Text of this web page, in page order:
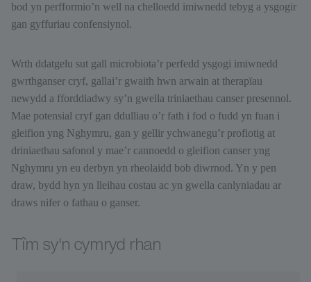
bod yn perfformio’n well na chelloedd imiwnedd tebyg a ysgogir
gan gyffuriau confensiynol.
Wrth ddatgelu sut gall microbiota’r perfedd ysgogi imiwnedd
gwrthganser cryf, gallai’r gwaith hwn arwain at therapïau
newydd a fforddiadwy sy’n gwella triniaethau canser presennol.
Mae potensial cryf gan ddulliau o’r fath i fod o fudd yn fuan i
gleifion yng Nghymru, gan y gellir ychwanegu’r profiotig at
driniaethau safonol y mae’r cannoedd o gleifion canser yng
Nghymru yn eu derbyn yn rheolaidd bob diwrnod. Yn y pen
draw, bydd hyn yn lleihau costau ac yn gwella canlyniadau ar
draws nifer o fathau o ganser.
Tîm sy'n cymryd rhan